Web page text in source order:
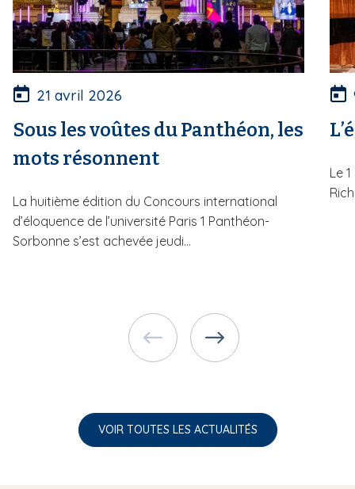
21 avril 2026
Sous les voûtes du Panthéon, les
mots résonnent
La huitième édition du Concours international
d’éloquence de l’université Paris 1 Panthéon-
Sorbonne s’est achevée jeudi...
Le
VOIR TOUTES LES ACTUALITÉS